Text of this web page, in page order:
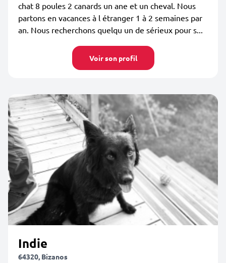
chat 8 poules 2 canards un ane et un cheval. Nous
partons en vacances à l étranger 1 à 2 semaines par
an. Nous recherchons quelqu un de sérieux pour s...
Voir son profil
Indie
64320, Bizanos